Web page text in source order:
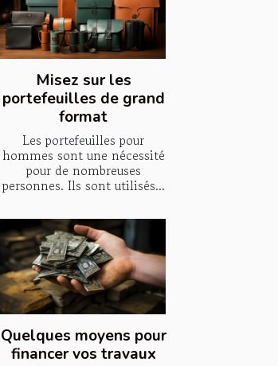
Misez sur les
portefeuilles de grand
format
Les portefeuilles pour
hommes sont une nécessité
pour de nombreuses
personnes. Ils sont utilisés...
Quelques moyens pour
financer vos travaux